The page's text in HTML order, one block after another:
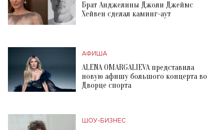
Брат Анджелины Джоли Джеймс
Хейвен сделал каминг-аут
АФИША
ALENA OMARGALIEVA представила
новую афишу большого концерта во
Дворце спорта
ШОУ-БИЗНЕС